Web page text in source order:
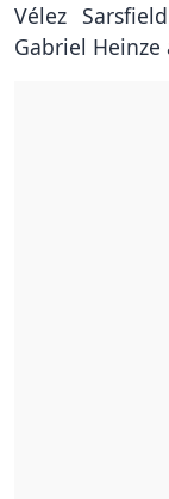
Vélez
Gabriel Heinze